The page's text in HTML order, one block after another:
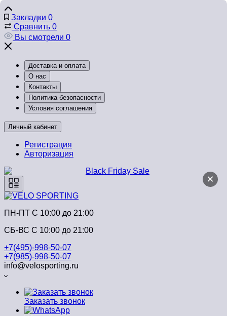
Закладки 0
Сравнить 0
Вы смотрели 0
Доставка и оплата
О нас
Контакты
Политика безопасности
Условия соглашения
Личный кабинет
Регистрация
Авторизация
×
ПН-ПТ C 10:00 до 21:00
СБ-ВС С 10:00 до 21:00
+7(495)-998-50-07
+7(985)-998-50-07
info@velosporting.ru
Заказать звонок